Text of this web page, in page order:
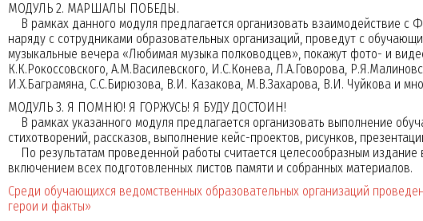
МОДУЛЬ 2. МАРШАЛЫ ПОБЕДЫ.
В рамках данного модуля предлагается организовать взаимодействие
наряду с сотрудниками образовательных организаций, проведут с
музыкальные вечера «Любимая музыка полководцев», покажут фото- и
К.К.Рокоссовского, А.М.Василевского, И.С.Конева, Л.А.Говорова,
И.Х.Баграмяна, С.С.Бирюзова, В.И. Казакова, М.В.Захарова, В.И. Чуйкова и
МОДУЛЬ 3. Я ПОМНЮ! Я ГОРЖУСЬ! Я БУДУ ДОСТОИН!
В рамках указанного модуля предлагается организовать выполнение
стихотворений, рассказов, выполнение кейс-проектов, рисунков,
По результатам проведенной работы считается целесообразным издание
включением всех подготовленных листов памяти и собранных материалов.
Среди обучающихся ведомственных образовательных организаций
герои и факты»